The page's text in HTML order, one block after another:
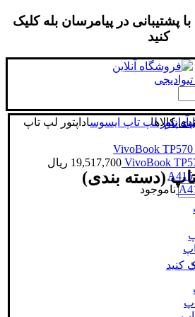
پشتیبانی در پیامرسان بله کلیک
کنید
نام
کالاها
(دسته بندی)
آداپتور لپ تاپ ایسوساداپتور لپ تاپ
19,517,700 ریال
ناموجود
کنید